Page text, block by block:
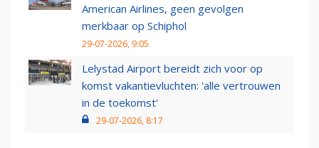
American Airlines, geen gevolgen
merkbaar op Schiphol
29-07-2026, 9:05
Lelystad Airport bereidt zich voor op
komst vakantievluchten: 'alle vertrouwen
in de toekomst'
29-07-2026, 8:17